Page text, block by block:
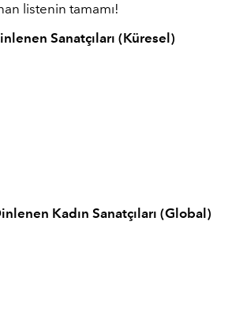
listenin tamamı!
Sanatçıları (Küresel)
Kadın Sanatçıları (Global)